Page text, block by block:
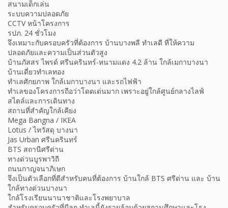
สนามเด็กเล่น
ระบบความปลอดภัย
CCTV หน้าโครงการ
รปภ. 24 ชั่วโมง
จึงเหมาะกับครอบครัวที่ต้องการ บ้านบางพลี ทำเลดี ที่ให้ความ
ปลอดภัยและความเป็นส่วนตัวสูง
บ้านภัสสร ไพรด์ ศรีนครินทร์-หนามแดง 4.2 ล้าน ใกล้เมกาบางนา
บ้านเดี่ยวทำเลทอง
ทำเลศักยภาพ ใกล้เมกาบางนา และรถไฟฟ้า
ทำเลของโครงการถือว่าโดดเด่นมาก เพราะอยู่ใกล้ศูนย์กลางไลฟ์
สไตล์และการเดินทาง
สถานที่สำคัญใกล้เคียง
Mega Bangna / IKEA
Lotus / ไทวัสดุ บางนา
Jas Urban ศรีนครินทร์
BTS สถานีศรีด่าน
ทางด่วนบูรพาวิถี
ถนนกาญจนาภิเษก
จึงเป็นตัวเลือกที่ดีสำหรับคนที่ต้องการ บ้านใกล้ BTS ศรีด่าน และ บ้าน
ใกล้ทางด่วนบางนา
ใกล้โรงเรียนนานาชาติและโรงพยาบาล